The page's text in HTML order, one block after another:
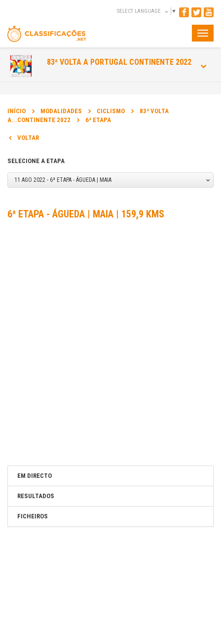
Toggle
SELECT LANGUAGE ▼
83ª VOLTA A PORTUGAL CONTINENTE 2022
https://www.volta-portugal.com/
SITE DO ORGANIZADOR:
INÍCIO MODALIDADES CICLISMO
83ª VOLTA
A...CONTINENTE 2022
6ª ETAPA
VOLTAR
SELECIONE A ETAPA
11 AGO 2022 - 6ª ETAPA - ÁGUEDA | MAIA
6ª ETAPA - ÁGUEDA | MAIA | 159,9 KMS
EM DIRECTO
RESULTADOS
FICHEIROS